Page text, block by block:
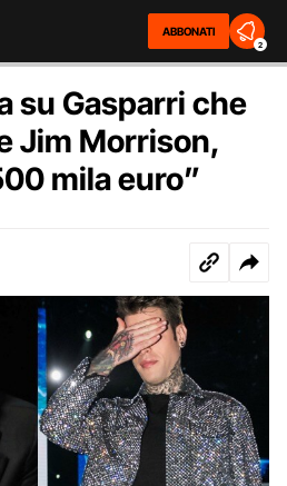
ABBONATI
2
su Gasparri che
Jim Morrison,
mila euro”